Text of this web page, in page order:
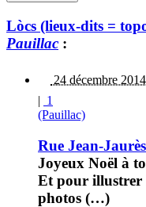
Lòcs (lieux-dits =
Pauillac :
24 décembre 2014
| 1
(Pauillac)
Rue Jean-Jaurès
Joyeux Noël à
Et pour illustrer
photos (…)